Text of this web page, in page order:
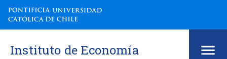
Instituto de Economía